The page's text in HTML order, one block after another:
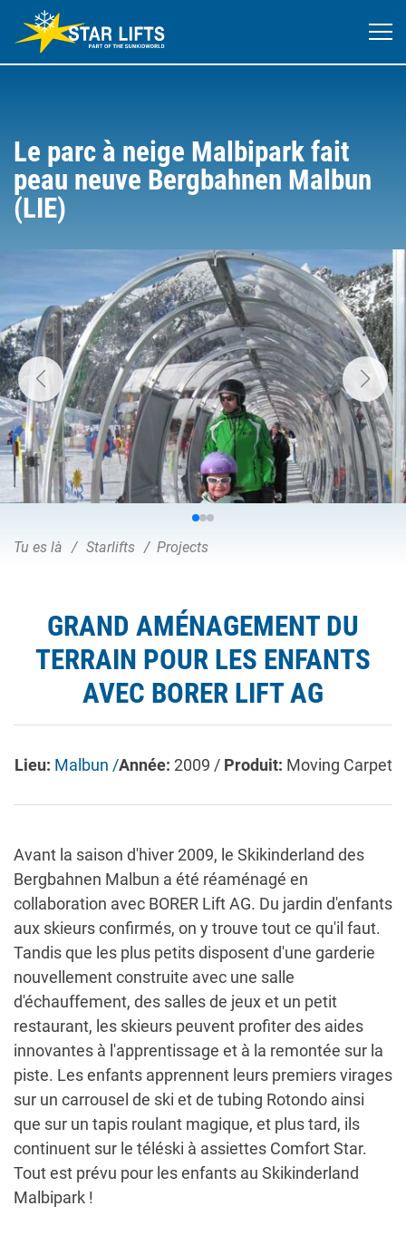
Le parc à neige Malbipark fait
peau neuve Bergbahnen Malbun
(LIE)
Tu es là Starlifts Projects
GRAND AMÉNAGEMENT DU
TERRAIN POUR LES ENFANTS
AVEC BORER LIFT AG
Lieu: Malbun /Année: 2009 / Produit: Moving Carpet
Avant la saison d'hiver 2009, le Skikinderland des
Bergbahnen Malbun a été réaménagé en
collaboration avec BORER Lift AG. Du jardin d'enfants
aux skieurs confirmés, on y trouve tout ce qu'il faut.
Tandis que les plus petits disposent d'une garderie
nouvellement construite avec une salle
d'échauffement, des salles de jeux et un petit
restaurant, les skieurs peuvent profiter des aides
innovantes à l'apprentissage et à la remontée sur la
piste. Les enfants apprennent leurs premiers virages
sur un carrousel de ski et de tubing Rotondo ainsi
que sur un tapis roulant magique, et plus tard, ils
continuent sur le téléski à assiettes Comfort Star.
Tout est prévu pour les enfants au Skikinderland
Malbipark !